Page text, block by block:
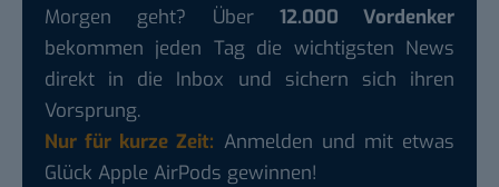
Morgen geht? Über 12.000 Vordenker
bekommen jeden Tag die wichtigsten News
direkt in die Inbox und sichern sich ihren
Vorsprung.
Nur für kurze Zeit: Anmelden und mit etwas
Glück Apple AirPods gewinnen!